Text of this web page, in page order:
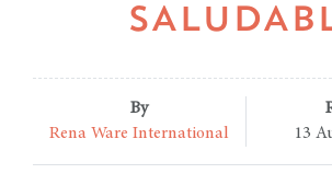
By
Rena Ware International
13